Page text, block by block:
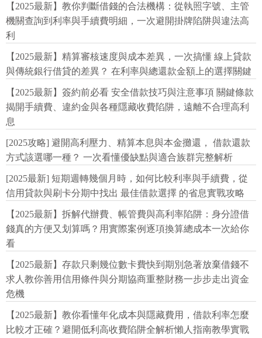
【2025最新】教你判斷借錢的合法機構：從執照字號、主管
機關查詢到利率與手續費明細，一次避開掛牌陷阱與違法高
利
【2025最新】精算審核速度與成本差異，一次搞懂 線上貸款
與傳統銀行借貸的差異？ 在利率與總還款金額上的選擇關鍵
【2025最新】簽約前必看 安全借款技巧與注意事項 關鍵條款
揭開手續費、違約金與各種隱藏收費陷阱，遠離不合理高利
息
[2025攻略] 避開高利壓力、精算本息與本金攤還， 借款還款
方式該選哪一種？ 一次看懂優缺點與適合族群完整解析
[2025最新] 短期週轉幾個月時，如何比較利率與手續費，從
信用貸款與刷卡分期中找出 最佳借款選擇 的省息實戰攻略
【2025最新】拆解代辦費、帳管費與高利率陷阱：身分證借
錢真的方便又划算嗎？用實際案例逐項換算總成本一次給你
看
【2025最新】存款只剩幾位數卡費快到期別急著放棄借錢不
求人教你善用信用條件與分期協商重整財務一步步走出資金
危機
【2025最新】教你看懂年化成本與隱藏費用，借款利率怎麼
比較才正確？避開低利高收費陷阱全解析懶人指南教學實戰